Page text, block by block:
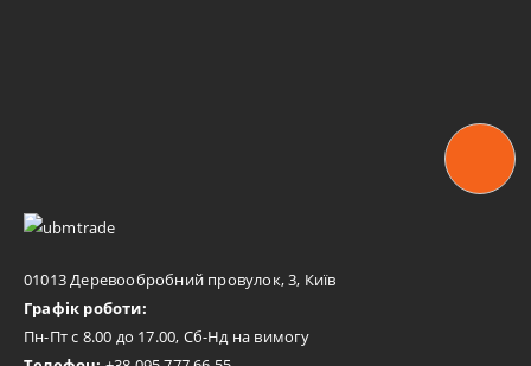
01013 Деревообробний провулок, 3, Київ
Графік роботи:
Пн-Пт с 8.00 до 17.00, Сб-Нд на вимогу